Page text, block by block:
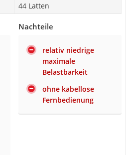
44 Latten
Nachteile
relativ niedrige
maximale
Belastbarkeit
ohne kabellose
Fernbedienung